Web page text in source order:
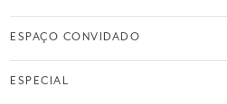
ESPAÇO CONVIDADO
ESPECIAL